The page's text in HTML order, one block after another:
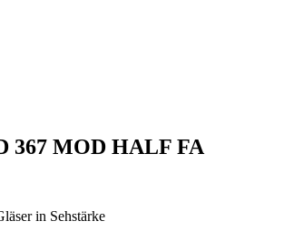
367 MOD HALF FA
in Sehstärke